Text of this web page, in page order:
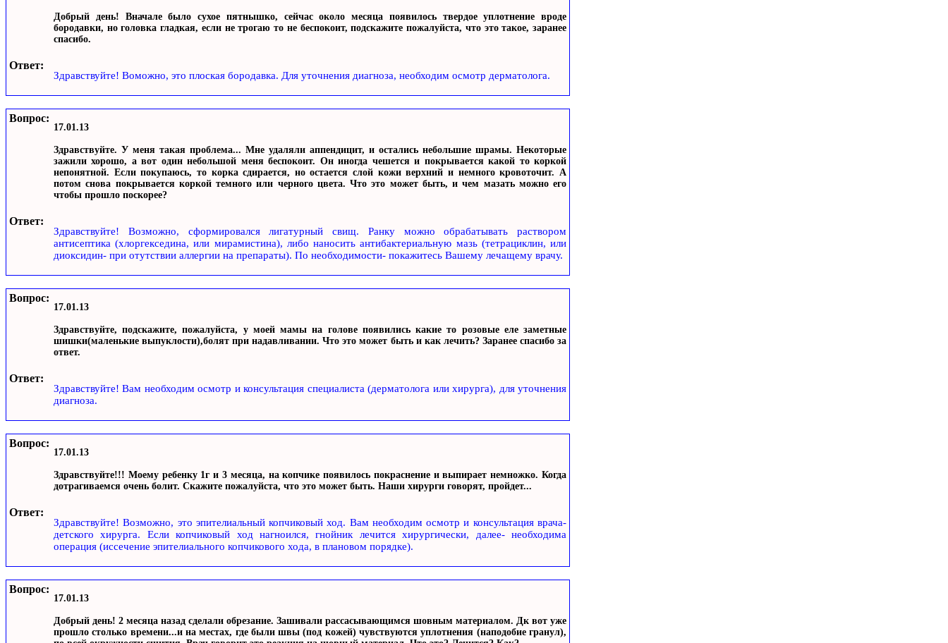
Добрый день! Вначале было сухое пятнышко, сейчас около месяца появилось твердое уплотнение вроде
бородавки, но головка гладкая, если не трогаю то не беспокоит, подскажите пожалуйста, что это такое, заранее
спасибо.
Ответ:
Здравствуйте! Воможно, это плоская бородавка. Для уточнения диагноза, необходим осмотр дерматолога.
Вопрос:
17.01.13
Здравствуйте. У меня такая проблема... Мне удаляли аппендицит, и остались небольшие шрамы. Некоторые
зажили хорошо, а вот один небольшой меня беспокоит. Он иногда чешется и покрывается какой то коркой
непонятной. Если покупаюсь, то корка сдирается, но остается слой кожи верхний и немного кровоточит. А
потом снова покрывается коркой темного или черного цвета. Что это может быть, и чем мазать можно его
чтобы прошло поскорее?
Ответ:
Здравствуйте! Возможно, сформировался лигатурный свищ. Ранку можно обрабатывать раствором
антисептика (хлоргекседина, или мирамистина), либо наносить антибактериальную мазь (тетрациклин, или
диоксидин- при отутствии аллергии на препараты). По необходимости- покажитесь Вашему лечащему врачу.
Вопрос:
17.01.13
Здравствуйте, подскажите, пожалуйста, у моей мамы на голове появились какие то розовые еле заметные
шишки(маленькие выпуклости),болят при надавливании. Что это может быть и как лечить? Заранее спасибо за
ответ.
Ответ:
Здравствуйте! Вам необходим осмотр и консультация специалиста (дерматолога или хирурга), для уточнения
диагноза.
Вопрос:
17.01.13
Здравствуйте!!! Моему ребенку 1г и 3 месяца, на копчике появилось покраснение и выпирает немножко. Когда
дотрагиваемся очень болит. Скажите пожалуйста, что это может быть. Наши хирурги говорят, пройдет...
Ответ:
Здравствуйте! Возможно, это эпителиальный копчиковый ход. Вам необходим осмотр и консультация врача-
детского хирурга. Если копчиковый ход нагноился, гнойник лечится хирургически, далее- необходима
операция (иссечение эпителиального копчикового хода, в плановом порядке).
Вопрос:
17.01.13
Добрый день! 2 месяца назад сделали обрезание. Зашивали рассасывающимся шовным материалом. Дк вот уже
прошло столько времени...и на местах, где были швы (под кожей) чувствуются уплотнения (наподобие гранул),